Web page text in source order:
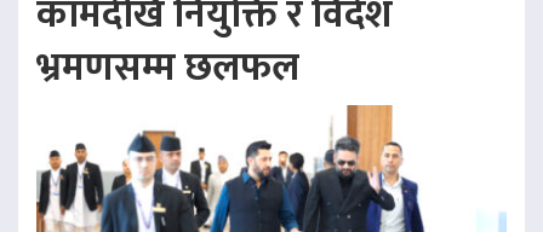
कामदेखि नियुक्ति र विदेश
भ्रमणसम्म छलफल